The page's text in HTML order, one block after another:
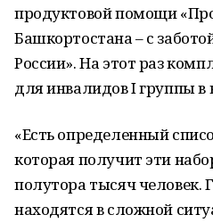
продуктовой помощи
Башкортостана – с
России». На этот раз
для инвалидов I группы в
«Есть определенный
которая получит эти
полутора тысяч человек.
находятся в сложной